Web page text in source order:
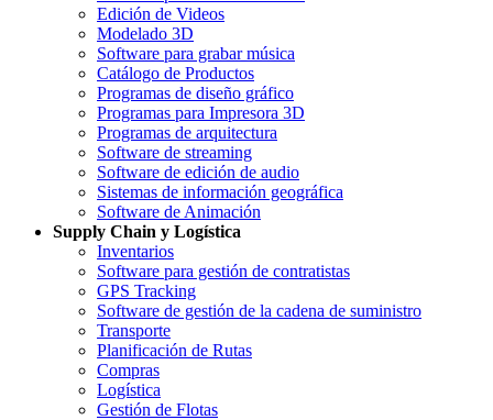
Edición de Videos
Modelado 3D
Software para grabar música
Catálogo de Productos
Programas de diseño gráfico
Programas para Impresora 3D
Programas de arquitectura
Software de streaming
Software de edición de audio
Sistemas de información geográfica
Software de Animación
Supply Chain y Logística
Inventarios
Software para gestión de contratistas
GPS Tracking
Software de gestión de la cadena de suministro
Transporte
Planificación de Rutas
Compras
Logística
Gestión de Flotas